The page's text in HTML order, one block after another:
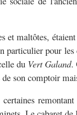
et maltôtes,
particulier pour les
du Vert Galand.
son comptoir